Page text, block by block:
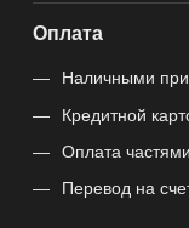
Оплата
Наличными
Кредитной
Оплата
Перевод на